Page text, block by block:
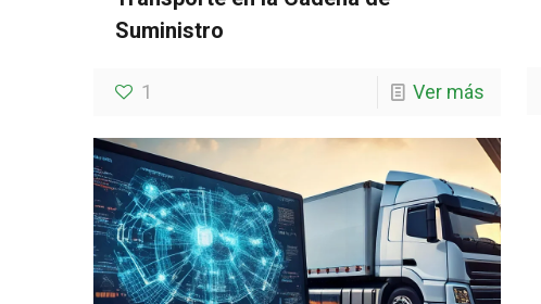
Suministro
1 Ver más